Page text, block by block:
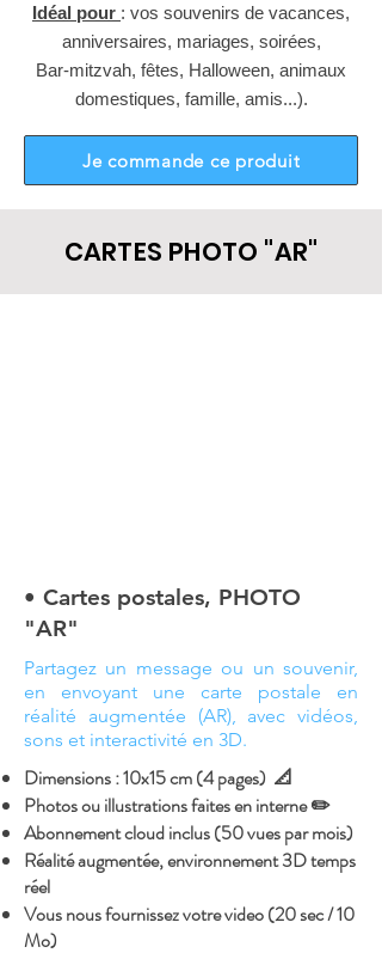
Idéal pour : vos souvenirs de vacances,
anniversaires, mariages, soirées,
Bar-mitzvah, fêtes, Halloween, animaux
domestiques, famille, amis...).
Je commande ce produit
CARTES PHOTO "AR"
• Cartes postales, PHOTO
"AR"
Partagez un message ou un souvenir,
en envoyant une carte postale en
réalité augmentée (AR), avec vidéos,
sons et interactivité en 3D.
Dimensions : 10x15 cm (4 pages) 📐
Photos ou illustrations faites en interne ✏️
Abonnement cloud inclus (50 vues par mois)
Réalité augmentée, environnement 3D temps
réel
Vous nous fournissez votre video (20 sec / 10
Mo)